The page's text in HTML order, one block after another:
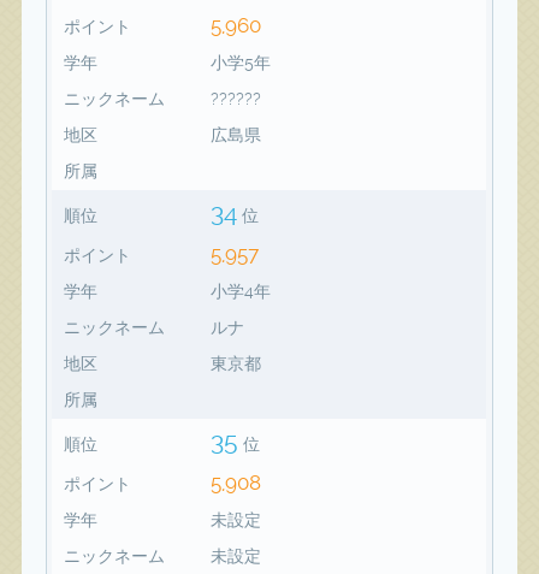
ポイント 5,960
学年
小学5年
ニックネーム
??????
地区
広島県
所属
順位 34 位
ポイント 5,957
学年
小学4年
ニックネーム
ルナ
地区
東京都
所属
順位 35 位
ポイント 5,908
学年
未設定
ニックネーム
未設定